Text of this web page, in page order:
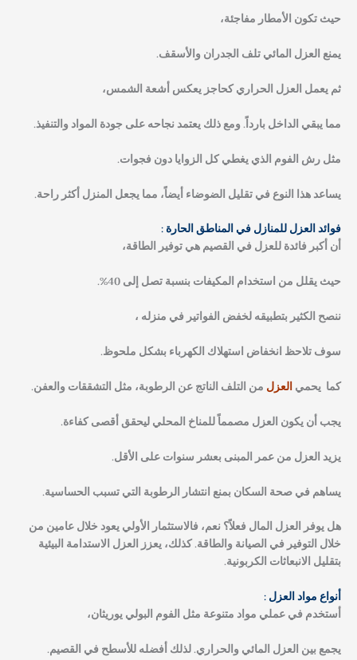
حيث تكون الأمطار مفاجئة،
يمنع العزل المائي تلف الجدران والأسقف.
ثم يعمل العزل الحراري كحاجز يعكس أشعة الشمس،
مما يبقي الداخل بارداً. ومع ذلك يعتمد نجاحه على جودة المواد والتنفيذ.
مثل رش الفوم الذي يغطي كل الزوايا دون فجوات.
يساعد هذا النوع في تقليل الضوضاء أيضاً، مما يجعل المنزل أكثر راحة.
فوائد العزل للمنازل في المناطق الحارة :
أن أكبر فائدة للعزل في القصيم هي توفير الطاقة،
حيث يقلل من استخدام المكيفات بنسبة تصل إلى 40%.
ننصح الكثير بتطبيقه لخفض الفواتير في منزله ،
سوف تلاحظ انخفاض استهلاك الكهرباء بشكل ملحوظ.
كما يحميالعزل من التلف الناتج عن الرطوبة، مثل التشققات والعفن.
يجب أن يكون العزل مصمماً للمناخ المحلي ليحقق أقصى كفاءة.
يزيد العزل من عمر المبنى بعشر سنوات على الأقل.
يساهم في صحة السكان بمنع انتشار الرطوبة التي تسبب الحساسية.
هل يوفر العزل المال فعلاً؟نعم، فالاستثمار الأولي يعود خلال عامين من
خلال التوفير في الصيانة والطاقة. كذلك، يعزز العزل الاستدامة البيئية
بتقليل الانبعاثات الكربونية.
أنواع مواد العزل :
أستخدم في عملي مواد متنوعة مثل الفوم البولي يوريثان،
يجمع بين العزل المائي والحراري. لذلك أفضله للأسطح في القصيم.